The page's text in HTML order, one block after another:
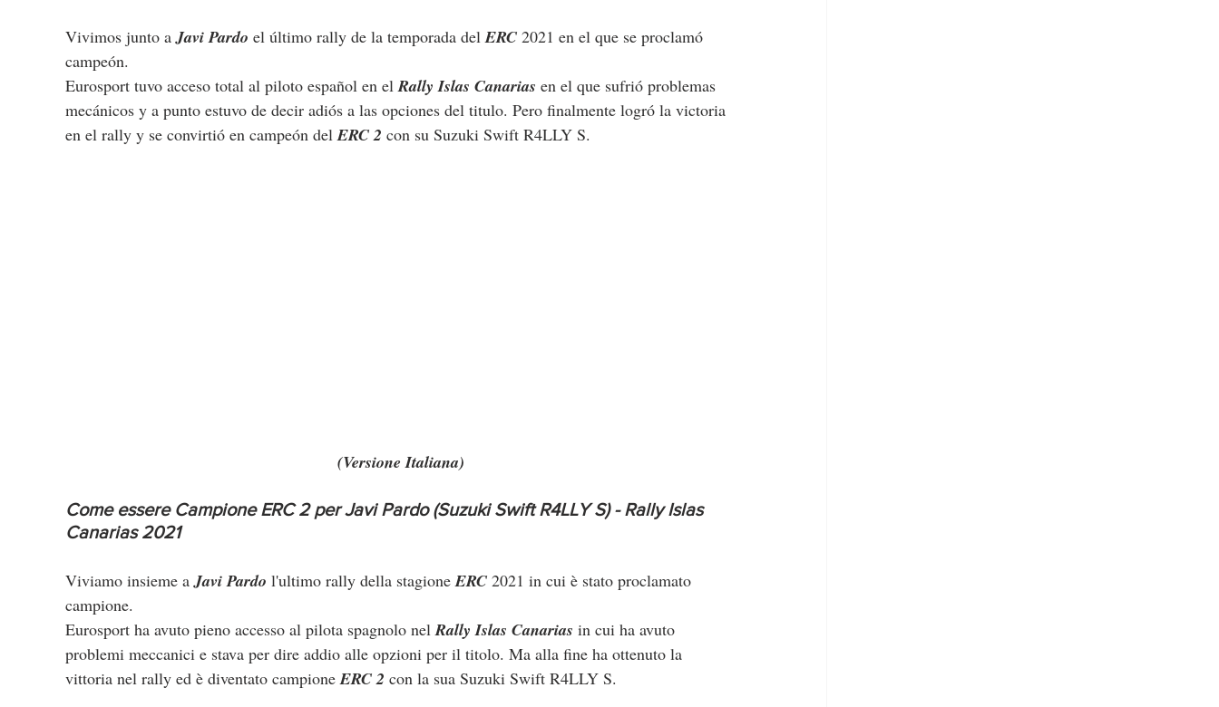
Vivimos junto a Javi Pardo el último rally de la temporada del ERC 2021 en el que se proclamó
campeón.
Eurosport tuvo acceso total al piloto español en el Rally Islas Canarias en el que sufrió problemas
mecánicos y a punto estuvo de decir adiós a las opciones del titulo. Pero finalmente logró la victoria
en el rally y se convirtió en campeón del ERC 2 con su Suzuki Swift R4LLY S.
(Versione Italiana)
Come essere Campione ERC 2 per Javi Pardo (Suzuki Swift R4LLY S) - Rally Islas
Canarias 2021
Viviamo insieme a Javi Pardo l'ultimo rally della stagione ERC 2021 in cui è stato proclamato
campione.
Eurosport ha avuto pieno accesso al pilota spagnolo nel Rally Islas Canarias in cui ha avuto
problemi meccanici e stava per dire addio alle opzioni per il titolo. Ma alla fine ha ottenuto la
vittoria nel rally ed è diventato campione ERC 2 con la sua Suzuki Swift R4LLY S.